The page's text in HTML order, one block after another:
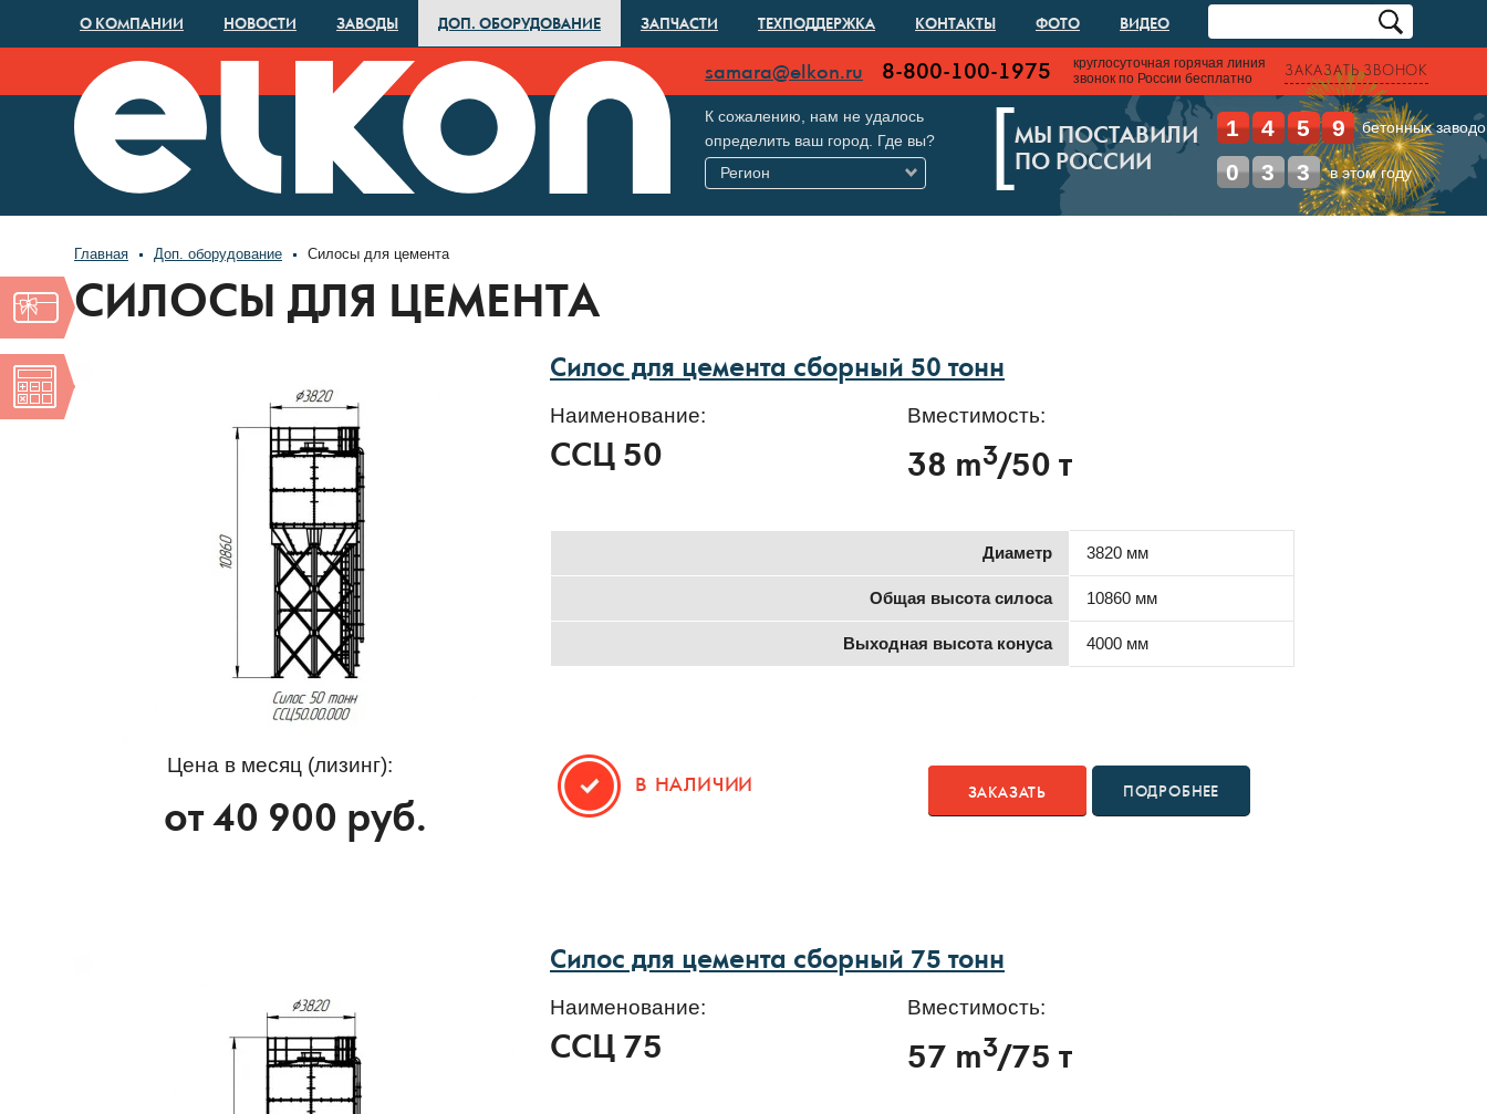
О КОМПАНИИ НОВОСТИ ЗАВОДЫ ДОП. ОБОРУДОВАНИЕ ЗАПЧАСТИ ТЕХПОДДЕРЖКА КОНТАКТЫ ФОТО ВИДЕО
samara@elkon.ru 8-800-100-1975
круглосуточная горячая линия
звонок по России бесплатно
ЗАКАЗАТЬ ЗВОНОК
МЫ ПОСТАВИЛИ
ПО РОССИИ
1 4 5 9 бетонных
0 3 3 в этом году
К сожалению, нам не удалось
определить ваш город. Где вы?
Регион
[
Главная Доп. оборудование Силосы для цемента
СИЛОСЫ ДЛЯ ЦЕМЕНТА
Силос для цемента сборный 50 тонн
Цена в месяц (лизинг):
от 40 900 руб.
Наименование:
ССЦ 50
Вместимость:
38 m3/50 т
Диаметр 3820 мм
Общая высота силоса 10860 мм
Выходная высота конуса 4000 мм
В НАЛИЧИИ ЗАКАЗАТЬ ПОДРОБНЕЕ
Силос для цемента сборный 75 тонн
Наименование:
ССЦ 75
Вместимость:
57 m3/75 т